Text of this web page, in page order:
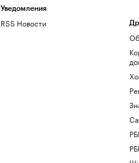
Уведомления
RSS Новости